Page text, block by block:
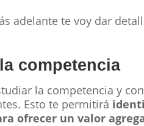
adelante te voy dar
competencia
la competencia y
Esto te permitirá
ofrecer un valor